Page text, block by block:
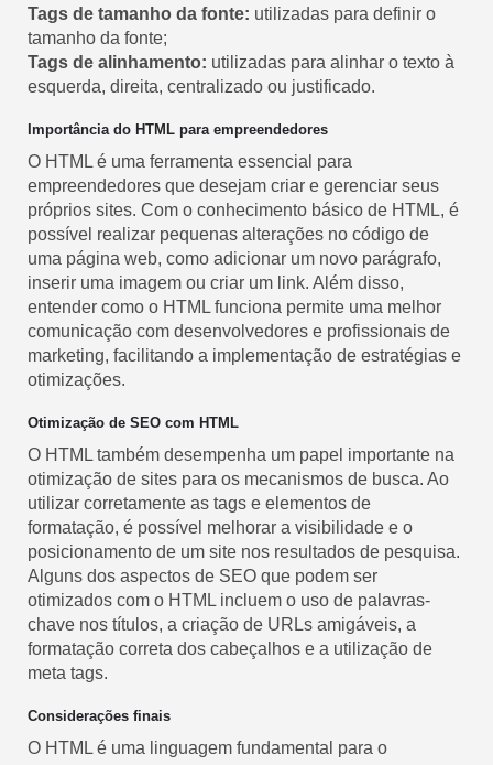
Tags de tamanho da fonte: utilizadas para definir o
tamanho da fonte;
Tags de alinhamento: utilizadas para alinhar o texto à
esquerda, direita, centralizado ou justificado.
Importância do HTML para empreendedores
O HTML é uma ferramenta essencial para
empreendedores que desejam criar e gerenciar seus
próprios sites. Com o conhecimento básico de HTML, é
possível realizar pequenas alterações no código de
uma página web, como adicionar um novo parágrafo,
inserir uma imagem ou criar um link. Além disso,
entender como o HTML funciona permite uma melhor
comunicação com desenvolvedores e profissionais de
marketing, facilitando a implementação de estratégias e
otimizações.
Otimização de SEO com HTML
O HTML também desempenha um papel importante na
otimização de sites para os mecanismos de busca. Ao
utilizar corretamente as tags e elementos de
formatação, é possível melhorar a visibilidade e o
posicionamento de um site nos resultados de pesquisa.
Alguns dos aspectos de SEO que podem ser
otimizados com o HTML incluem o uso de palavras-
chave nos títulos, a criação de URLs amigáveis, a
formatação correta dos cabeçalhos e a utilização de
meta tags.
Considerações finais
O HTML é uma linguagem fundamental para o